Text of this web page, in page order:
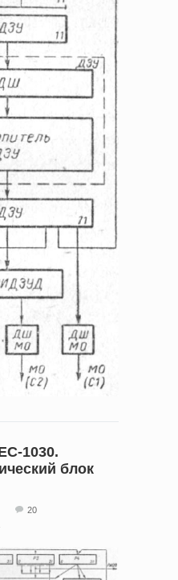
1030.
блок
20